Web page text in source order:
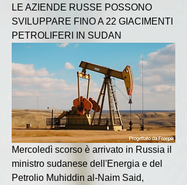
LE AZIENDE RUSSE POSSONO
SVILUPPARE FINO A 22 GIACIMENTI
PETROLIFERI IN SUDAN
Mercoledì scorso è arrivato in Russia il
ministro sudanese dell'Energia e del
Petrolio Muhiddin al-Naim Said,